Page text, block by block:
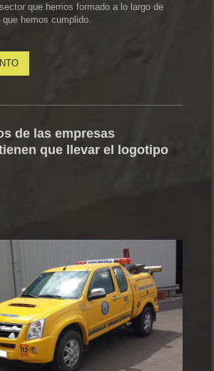
que hemos formado a lo largo de
hemos cumplido.
de las empresas
que llevar el logotipo